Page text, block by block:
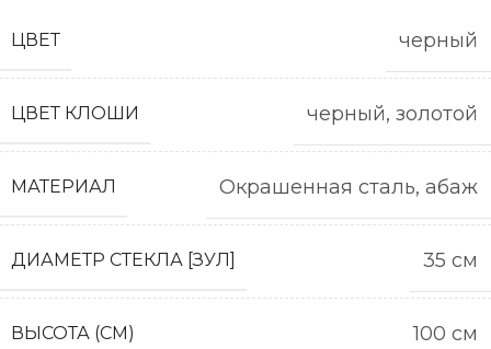
ЦВЕТ черный
ЦВЕТ КЛОШИ черный, золотой
МАТЕРИАЛ Окрашенная сталь, абаж
ДИАМЕТР СТЕКЛА [ЗУЛ] 35 см
ВЫСОТА (СМ) 100 см